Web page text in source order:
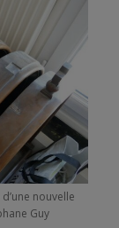
nouvelle
Guy